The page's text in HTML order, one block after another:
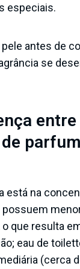
especiais.
antes de
se
entre
está na
que resulta
eau de
(cerca